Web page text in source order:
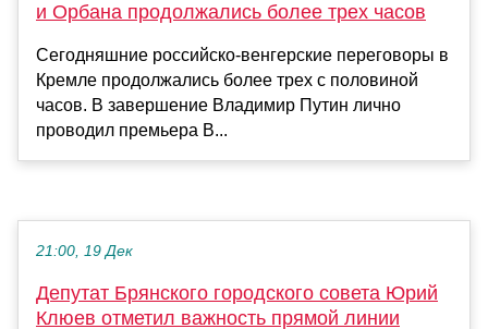
и Орбана продолжались более трех часов
Сегодняшние российско-венгерские переговоры в
Кремле продолжались более трех с половиной
часов. В завершение Владимир Путин лично
проводил премьера В...
21:00, 19 Дек
Депутат Брянского городского совета Юрий
Клюев отметил важность прямой линии